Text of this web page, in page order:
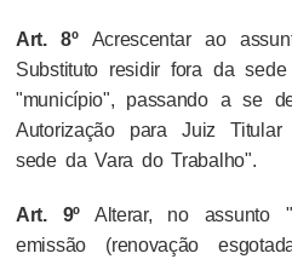
Art. 8ºAcrescentar ao
Substituto residir fora da
"município", passando a se
Autorização para Juiz
sede da Vara do Trabalho".
Art. 9º Alterar, no assunto
emissão (renovação